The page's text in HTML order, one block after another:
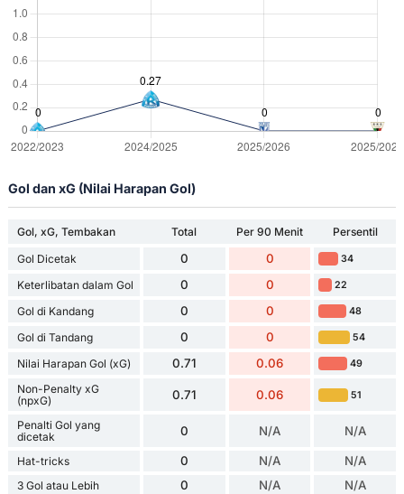
Gol dan xG (Nilai Harapan Gol)
Gol, xG, Tembakan Total Per 90 Menit
Persentil
Gol Dicetak
0 0 34
Keterlibatan dalam Gol 0 0 22
Gol di Kandang 0 0 48
Gol di Tandang 0 0 54
Nilai Harapan Gol (xG) 0.71 0.06 49
Non-Penalty xG
(npxG)
0.71 0.06 51
Penalti Gol yang
dicetak
0 N/A N/A
Hat-tricks 0 N/A N/A
3 Gol atau Lebih 0 N/A N/A